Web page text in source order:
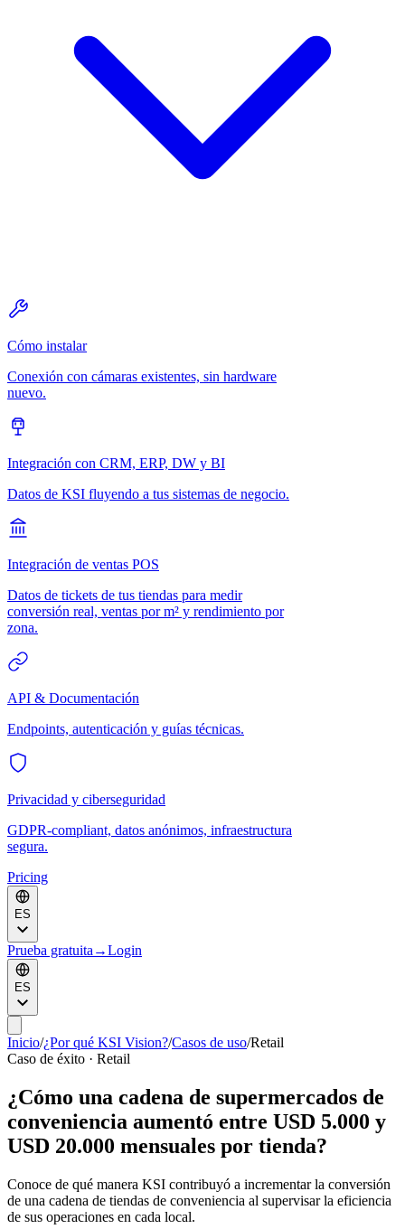
Cómo instalar
Conexión con cámaras existentes, sin hardware
nuevo.
Integración con CRM, ERP, DW y BI
Datos de KSI fluyendo a tus sistemas de negocio.
Integración de ventas POS
Datos de tickets de tus tiendas para medir
conversión real, ventas por m² y rendimiento por
zona.
API & Documentación
Endpoints, autenticación y guías técnicas.
Privacidad y ciberseguridad
GDPR-compliant, datos anónimos, infraestructura
segura.
Pricing
ES
Prueba gratuita →Login
ES
Inicio/¿Por qué KSI Vision?/Casos de uso/Retail
Caso de éxito · Retail
¿Cómo una cadena de supermercados de
conveniencia aumentó entre USD 5.000 y
USD 20.000 mensuales por tienda?
Conoce de qué manera KSI contribuyó a incrementar la conversión
de una cadena de tiendas de conveniencia al supervisar la eficiencia
de sus operaciones en cada local.